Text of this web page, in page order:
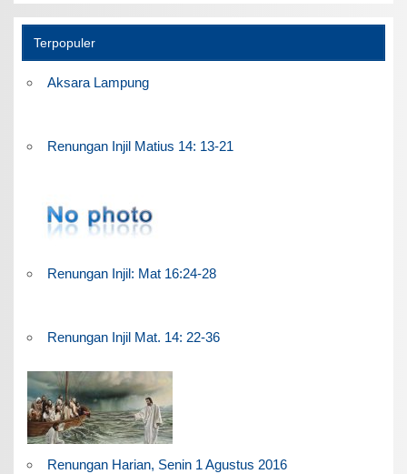
Terpopuler
Aksara Lampung
Renungan Injil Matius 14: 13-21
Renungan Injil: Mat 16:24-28
Renungan Injil Mat. 14: 22-36
Renungan Harian, Senin 1 Agustus 2016